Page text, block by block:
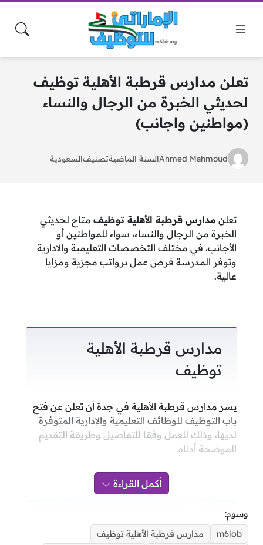
تعلن مدارس قرطبة الأهلية توظيف
لحديثي الخبرة من الرجال والنساء
(مواطنين واجانب)
Ahmed Mahmoudالسنة الماضيةتصنيفالسعودية
تعلن مدارس قرطبة الأهلية توظيفمتاح لحديثي
الخبرة من الرجال والنساء، سواء للمواطنين أو
الأجانب، في مختلف التخصصات التعليمية والادارية
وتوفر المدرسة فرص عمل برواتب مجزية ومزايا
عالية.
مدارس قرطبة الأهلية
توظيف
يسر مدارس قرطبة الأهلية في جدة أن تعلن عن فتح
باب التوظيف للوظائف التعليمية والإدارية المتوفرة
لديها، وذلك للعمل وفقا للتفاصيل وطريقة التقديم
الموضحة أدناه.
أكمل القراءة
وسوم:
m6lob
مدارس قرطبة الأهلية توظيف